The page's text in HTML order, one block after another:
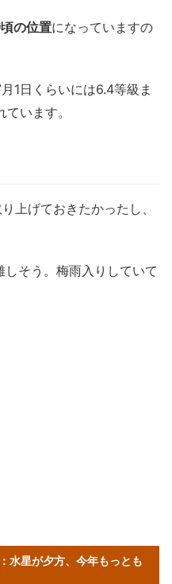
の位置になっていますの
1日くらいには6.4等級ま
います。
上げておきたかったし、
そう。梅雨入りしていて
水星が夕方、今年もっとも